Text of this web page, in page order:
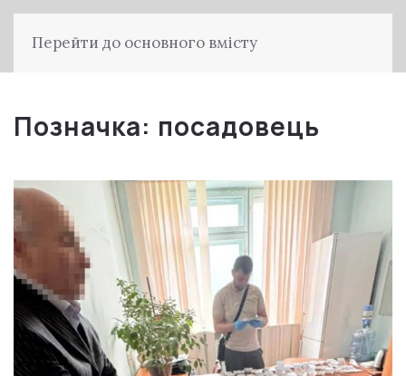
Перейти до основного вмісту
Позначка: посадовець